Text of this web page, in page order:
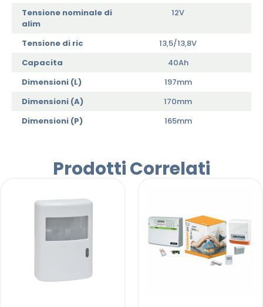
Tensione nominale di
alim
12V
Tensione di ric
13,5/13,8V
Capacita
40Ah
Dimensioni (L)
197mm
Dimensioni (A)
170mm
Dimensioni (P)
165mm
Prodotti Correlati